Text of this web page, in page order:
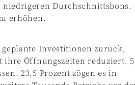
Durchschnittsbons.
erhöhen.
geplante Investitionen zurück,
ihre Öffnungszeiten reduziert.
23,5 Prozent zögen es in